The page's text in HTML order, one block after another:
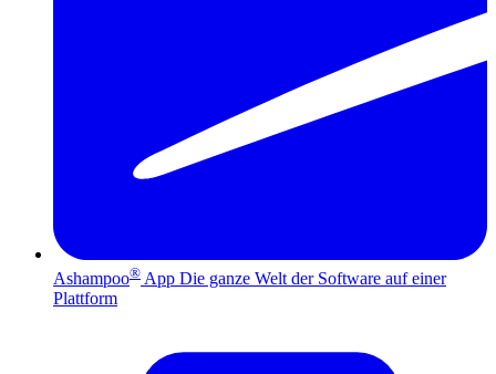
Ashampoo® App Die ganze Welt der Software auf einer
Plattform